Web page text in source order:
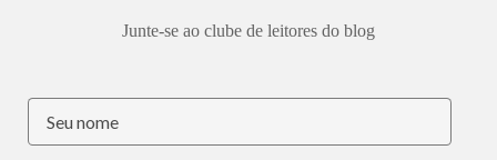
Junte-se ao clube de leitores do blog